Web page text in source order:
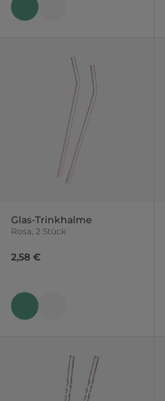
Glas-Trinkhalme
Rosa, 2 Stück
2,58 €